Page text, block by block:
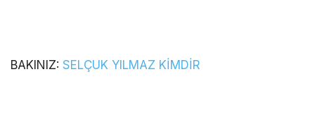
BAKINIZ: SELÇUK YILMAZ KİMDİR